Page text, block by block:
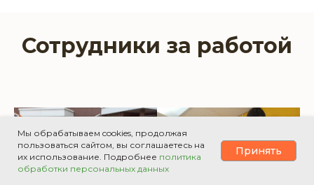
Сотрудники за работой
Мы обрабатываем cookies, продолжая
пользоваться сайтом, вы соглашаетесь на
их использование. Подробнее политика
обработки персональных данных
Принять